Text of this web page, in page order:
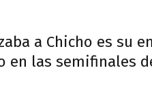
a Chicho es su
en las semifinales